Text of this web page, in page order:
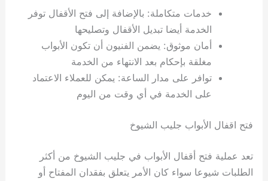
خدمات متكاملة: بالإضافة إلى فتح الأقفال توفر
الخدمة أيضا تبديل الأقفال وتصليحها
أمان موثوق: يضمن الفنيون أن تكون الأبواب
مغلقة بإحكام بعد الانتهاء من الخدمة
توافر على مدار الساعة: يمكن للعملاء الاعتماد
على الخدمة في أي وقت من اليوم
فتح اقفال الأبواب جليب الشيوخ
تعد عملية فتح أقفال الأبواب في جليب الشيوخ من أكثر
الطلبات شيوعا سواء كان الأمر يتعلق بفقدان المفتاح أو